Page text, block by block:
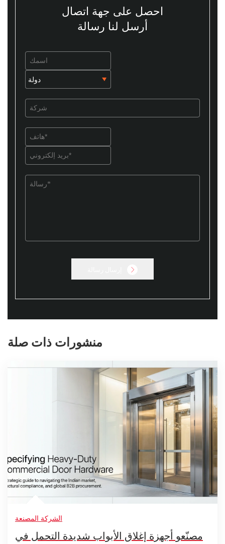
احصل على جهة اتصال
أرسل لنا رسالة
منشورات ذات صلة
الشركة المصنعة
مصنّعو أجهزة إغلاق الأبواب شديدة التحمل في